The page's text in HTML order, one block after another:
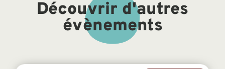
Découvrir d'autres
évènements